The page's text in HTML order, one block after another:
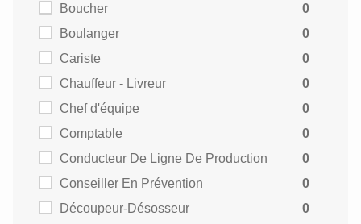
Boucher
0
Boulanger
0
Cariste
0
Chauffeur - Livreur
0
Chef d'équipe
0
Comptable
0
Conducteur De Ligne De Production
0
Conseiller En Prévention
0
Découpeur-Désosseur
0